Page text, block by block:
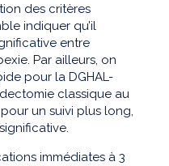
des critères
indiquer qu’il
entre
Par ailleurs, on
pour la DGHAL-
classique au
un suivi plus long,
immédiates à 3